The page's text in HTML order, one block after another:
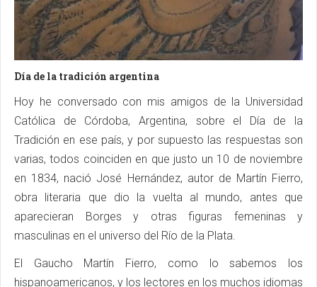
Día de la tradición argentina
Hoy he conversado con mis amigos de la Universidad
Católica de Córdoba, Argentina, sobre el Día de la
Tradición en ese país, y por supuesto las respuestas son
varias, todos coinciden en que justo un 10 de noviembre
en 1834, nació José Hernández, autor de Martín Fierro,
obra literaria que dio la vuelta al mundo, antes que
aparecieran Borges y otras figuras femeninas y
masculinas en el universo del Río de la Plata.
El Gaucho Martín Fierro, como lo sabemos los
hispanoamericanos, y los lectores en los muchos idiomas